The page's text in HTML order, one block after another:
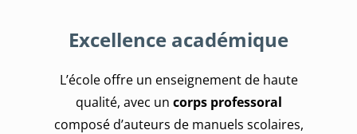
Excellence académique
L’école offre un enseignement de haute
qualité, avec un corps professoral
composé d’auteurs de manuels scolaires,